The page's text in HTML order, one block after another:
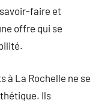
faire et
offre qui se
à La Rochelle ne se
Ils